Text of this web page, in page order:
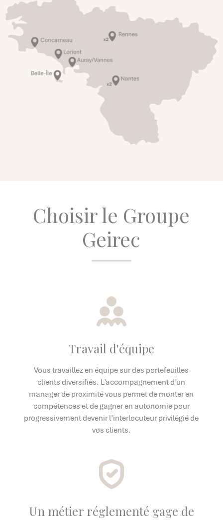
Choisir le Groupe
Geirec
Travail d'équipe
Vous travaillez en équipe sur des portefeuilles
clients diversifiés. L’accompagnement d’un
manager de proximité vous permet de monter en
compétences et de gagner en autonomie pour
progressivement devenir l’interlocuteur privilégié de
vos clients.
Un métier réglementé gage de